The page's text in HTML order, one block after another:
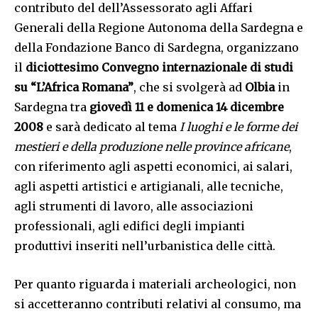
contributo del dell’Assessorato agli Affari
Generali della Regione Autonoma della Sardegna e
della Fondazione Banco di Sardegna, organizzano
il diciottesimo Convegno internazionale di studi
su “L’Africa Romana”, che si svolgerà ad Olbiain
Sardegna tra giovedì 11 e domenica 14 dicembre
2008 e sarà dedicato al tema I luoghi e le forme dei
mestieri e della produzione nelle province africane,
con riferimento agli aspetti economici, ai salari,
agli aspetti artistici e artigianali, alle tecniche,
agli strumenti di lavoro, alle associazioni
professionali, agli edifici degli impianti
produttivi inseriti nell’urbanistica delle città.
Per quanto riguarda i materiali archeologici, non
si accetteranno contributi relativi al consumo, ma